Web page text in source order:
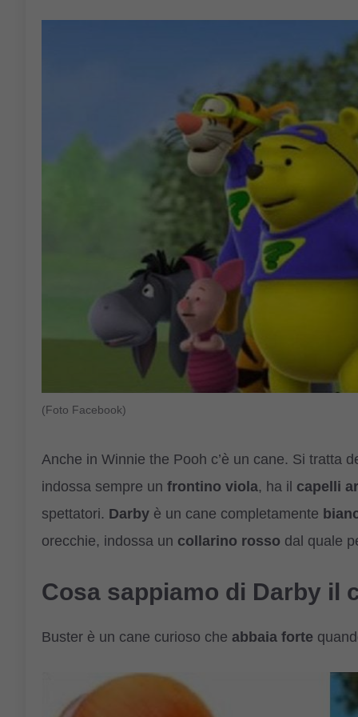
(Foto Facebook)
Anche in Winnie the Pooh c’è un cane. Si tratta
indossa sempre un frontino viola, ha il capelli
spettatori. Darby è un cane completamente
orecchie, indossa un collarino rosso dal quale
Cosa sappiamo di Darby il
Buster è un cane curioso che abbaia forte